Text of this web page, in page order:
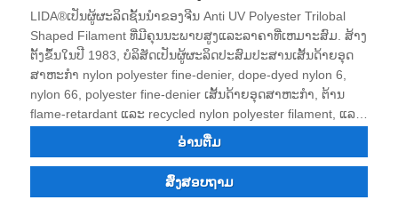
PRODUCET:HIGH TENACITY LOW SHRINKAGE TRB
FILAMENT YARN Application area: Typically used for
embroidered thread, the manufactured embroidery thread
is mostly used for computer embroidery, which may
embroider some especially lovely patterns and logos.
Product features: high strength, high color fastness, low
shrinkage, good brightness, high temperature resistance,
good thermoplasticity, corrosion resistance, wear
resistance, good light resistance, low friction coefficient,
wear resistance, good electrical insulation, non-toxic and
LIDA®ເປັນຜູ້ຜະລິດຊັ້ນນໍາຂອງຈີນ Anti UV Polyester Trilobal
Shaped Filament ທີ່ມີຄຸນນະພາບສູງແລະລາຄາທີ່ເຫມາະສົມ. ສ້າງ
ຕັ້ງຂຶ້ນໃນປີ 1983, ບໍລິສັດເປັນຜູ້ຜະລິດປະສົມປະສານເສັ້ນດ້າຍອຸດ
ສາຫະກໍາ nylon polyester fine-denier, dope-dyed nylon 6,
nylon 66, polyester fine-denier ເສັ້ນດ້າຍອຸດສາຫະກໍາ, ຕ້ານ
flame-retardant ແລະ recycled nylon polyester filament, ແລະ
ທ່ານສາມາດສັ່ງ polyester nylon ອຸດສາຫະກໍາ. ເສັ້ນດ້າຍ, ເສັ້ນ
ດ້າຍຍ້ອມສີ dope. ຫຼັງຈາກ 40 ປີຂອງການເຮັດວຽກຫນັກແລະການ
ຫັນເປັນເຕັກໂນໂລຊີແລະນະວັດກໍາ, ຄຸນນະພາບຜະລິດຕະພັນໄດ້ຮັບ
ຄວາມໄວ້ວາງໃຈແລະສັນລະເສີນຂອງລູກຄ້າຈໍານວນຫຼາຍ. ພວກເຮົາ
ອ່ານ​ຕື່ມ
ສົ່ງສອບຖາມ